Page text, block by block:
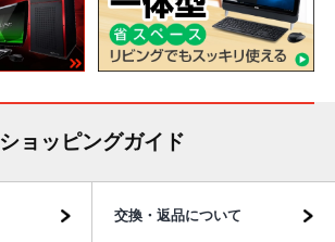
ショッピングガイド
交換・返品について